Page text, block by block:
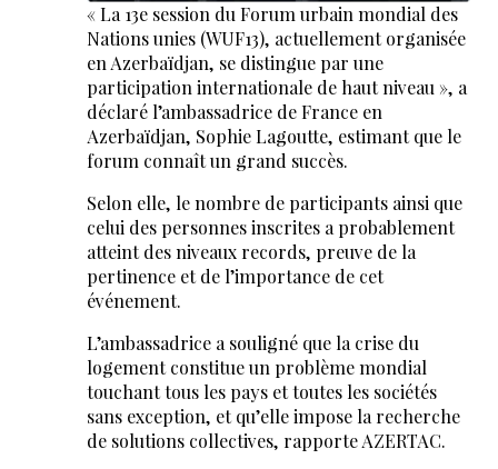
« La 13e session du Forum urbain mondial des
Nations unies (WUF13), actuellement organisée
en Azerbaïdjan, se distingue par une
participation internationale de haut niveau », a
déclaré l’ambassadrice de France en
Azerbaïdjan, Sophie Lagoutte, estimant que le
forum connaît un grand succès.
Selon elle, le nombre de participants ainsi que
celui des personnes inscrites a probablement
atteint des niveaux records, preuve de la
pertinence et de l’importance de cet
événement.
L’ambassadrice a souligné que la crise du
logement constitue un problème mondial
touchant tous les pays et toutes les sociétés
sans exception, et qu’elle impose la recherche
de solutions collectives, rapporte AZERTAC.